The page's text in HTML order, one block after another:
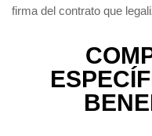
firma del contrato que